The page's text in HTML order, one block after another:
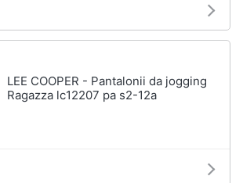
LEE COOPER - Pantalonii da jogging
Ragazza lc12207 pa s2-12a